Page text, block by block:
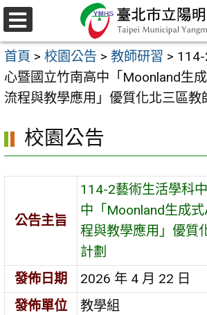
跳
至
主
要
內
區
選
單
首頁 > 校園公告 > 教師研習 >
心暨國立竹南高中「Moonland生
流程與教學應用」優質化北三區教
校園公告
公告主旨
114-2藝術生活學科
中「Moonland生成
程與教學應用」優質
計劃
發佈日期
2026 年 4 月 22 日
發佈單位
教學組